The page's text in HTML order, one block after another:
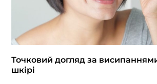
Точковий догляд за
шкірі